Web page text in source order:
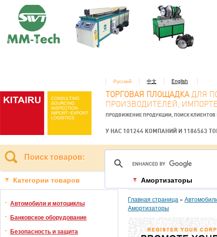
Русский 中文 English
ТОРГОВАЯ ПЛОЩАДКА ДЛЯ
ПРОИЗВОДИТЕЛЕЙ,
ПРОДВИЖЕНИЕ ПРОДУКЦИИ, ПОИСК КЛИЕНТОВ
У НАС 101244 КОМПАНИЙ И 1186563
Поиск товаров:
Категории товаров
Автомобили и мотоциклы
Банковское оборудование
Безопасность и защита
Амортизаторы
Главная страница »
Амортизаторы